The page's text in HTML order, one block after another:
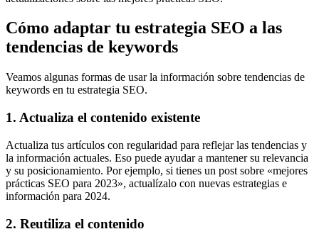
Cómo adaptar tu estrategia SEO a las
tendencias de keywords
Veamos algunas formas de usar la información sobre tendencias de
keywords en tu estrategia SEO.
1. Actualiza el contenido existente
Actualiza tus artículos con regularidad para reflejar las tendencias y
la información actuales. Eso puede ayudar a mantener su relevancia
y su posicionamiento. Por ejemplo, si tienes un post sobre «mejores
prácticas SEO para 2023», actualízalo con nuevas estrategias e
información para 2024.
2. Reutiliza el contenido